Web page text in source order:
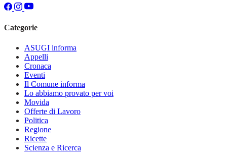
Categorie
ASUGI informa
Appelli
Cronaca
Eventi
Il Comune informa
Lo abbiamo provato per voi
Movida
Offerte di Lavoro
Politica
Regione
Ricette
Scienza e Ricerca